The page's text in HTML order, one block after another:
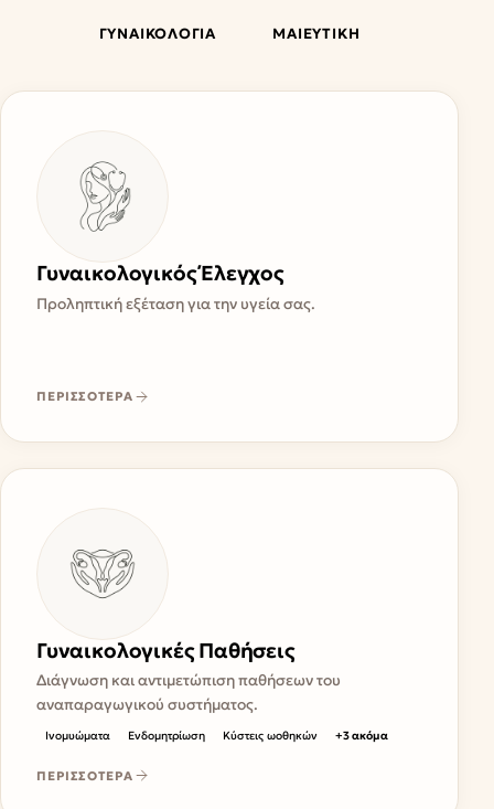
ΓΥΝΑΙΚΟΛΟΓΙΑ ΜΑΙΕΥΤΙΚΗ
Γυναικολογικός Έλεγχος
Προληπτική εξέταση για την υγεία σας.
ΠΕΡΙΣΣΟΤΕΡΑ
Γυναικολογικές Παθήσεις
Διάγνωση και αντιμετώπιση παθήσεων του
αναπαραγωγικού συστήματος.
Ινομυώματα Ενδομητρίωση Κύστεις ωοθηκών +3ακόμα
ΠΕΡΙΣΣΟΤΕΡΑ